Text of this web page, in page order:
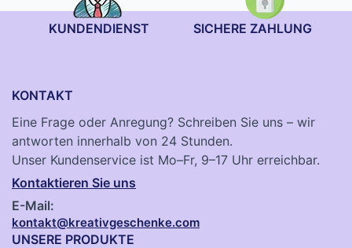
KUNDENDIENST SICHERE ZAHLUNG
KONTAKT
Eine Frage oder Anregung? Schreiben Sie uns – wir
antworten innerhalb von 24 Stunden.
Unser Kundenservice ist Mo–Fr, 9–17 Uhr erreichbar.
Kontaktieren Sie uns
E-Mail:
kontakt@kreativgeschenke.com
UNSERE PRODUKTE